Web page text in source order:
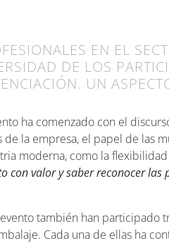
EN EL
DE LOS
UN
ha comenzado con el
de la empresa, el papel de las
moderna, como la
con valor y saber reconocer
también han participado
Cada una de ellas ha